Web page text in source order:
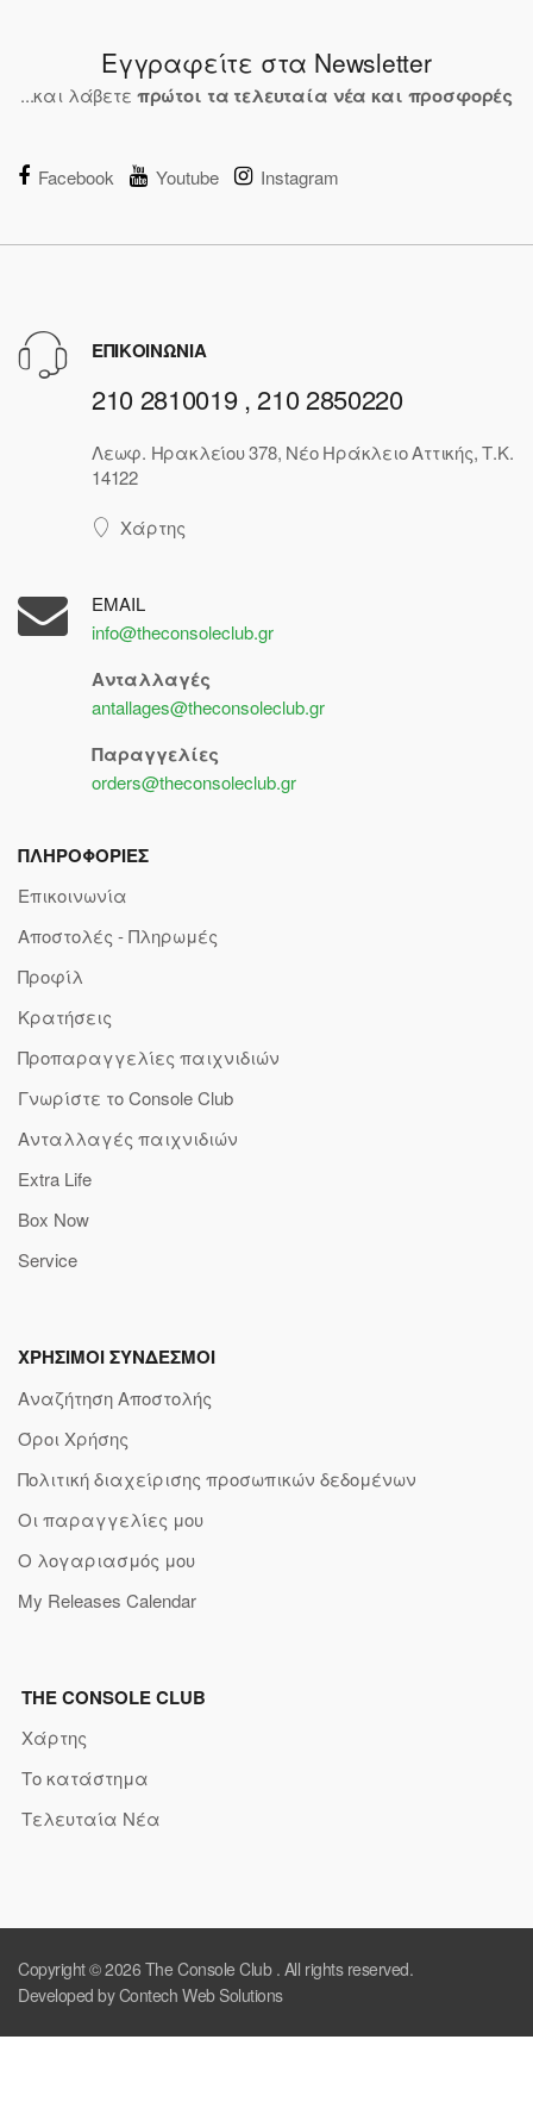
Εγγραφείτε στα Newsletter
...και λάβετε πρώτοι τα τελευταία νέα και προσφορές
Facebook Youtube Instagram
ΕΠΙΚΟΙΝΩΝΙΑ
210 2810019 , 210 2850220
Λεωφ. Ηρακλείου 378, Νέο Ηράκλειο Αττικής, Τ.Κ.
14122
Χάρτης
EMAIL
info@theconsoleclub.gr
Ανταλλαγές
antallages@theconsoleclub.gr
Παραγγελίες
orders@theconsoleclub.gr
ΠΛΗΡΟΦΟΡΙΕΣ
Επικοινωνία
Αποστολές - Πληρωμές
Προφίλ
Κρατήσεις
Προπαραγγελίες παιχνιδιών
Γνωρίστε το Console Club
Ανταλλαγές παιχνιδιών
Extra Life
Box Now
Service
ΧΡΗΣΙΜΟΙ ΣΥΝΔΕΣΜΟΙ
Αναζήτηση Αποστολής
Όροι Χρήσης
Πολιτική διαχείρισης προσωπικών δεδομένων
Οι παραγγελίες μου
Ο λογαριασμός μου
My Releases Calendar
THE CONSOLE CLUB
Χάρτης
Το κατάστημα
Τελευταία Νέα
Copyright © 2026 The Console Club. All rights reserved.
Developed by Contech Web Solutions